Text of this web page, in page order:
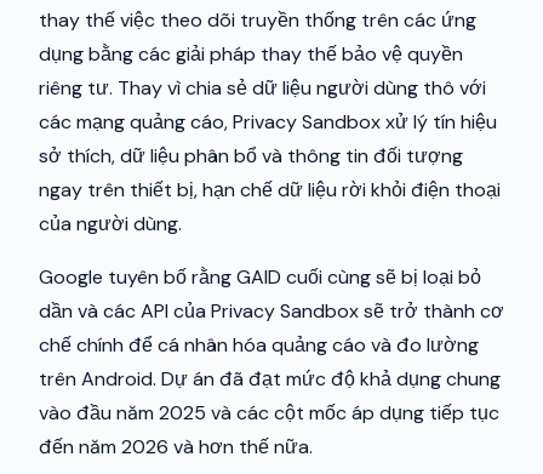
thay thế việc theo dõi truyền thống trên các ứng
dụng bằng các giải pháp thay thế bảo vệ quyền
riêng tư. Thay vì chia sẻ dữ liệu người dùng thô với
các mạng quảng cáo, Privacy Sandbox xử lý tín hiệu
sở thích, dữ liệu phân bổ và thông tin đối tượng
ngay trên thiết bị, hạn chế dữ liệu rời khỏi điện thoại
của người dùng.
Google tuyên bố rằng GAID cuối cùng sẽ bị loại bỏ
dần và các API của Privacy Sandbox sẽ trở thành cơ
chế chính để cá nhân hóa quảng cáo và đo lường
trên Android. Dự án đã đạt mức độ khả dụng chung
vào đầu năm 2025 và các cột mốc áp dụng tiếp tục
đến năm 2026 và hơn thế nữa.